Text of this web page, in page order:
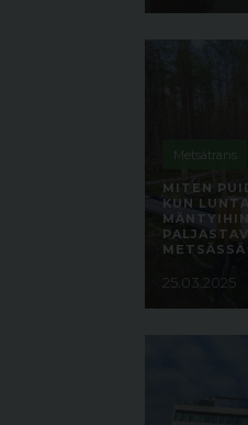
Metsätrans
MITEN
KUN
METSÄSSÄ
25.03.2025